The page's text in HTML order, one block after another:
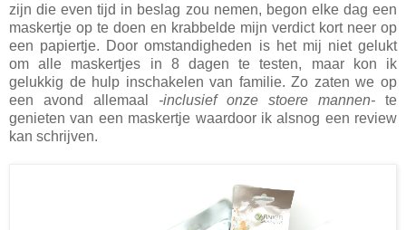
zijn die even tijd in beslag zou nemen, begon elke dag een
maskertje op te doen en krabbelde mijn verdict kort neer op
een papiertje. Door omstandigheden is het mij niet gelukt
om alle maskertjes in 8 dagen te testen, maar kon ik
gelukkig de hulp inschakelen van familie. Zo zaten we op
een avond allemaal -inclusief onze stoere mannen- te
genieten van een maskertje waardoor ik alsnog een review
kan schrijven.